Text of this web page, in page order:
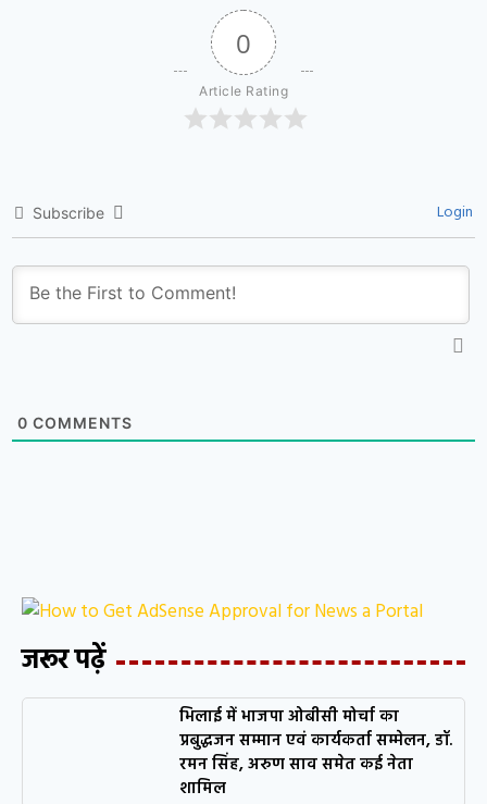
0
Article Rating
Subscribe Login
0 COMMENTS
जरूर पढ़ें
भिलाई में भाजपा ओबीसी मोर्चा का
प्रबुद्धजन सम्मान एवं कार्यकर्ता सम्मेलन, डॉ.
रमन सिंह, अरुण साव समेत कई नेता
शामिल